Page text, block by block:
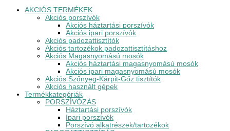
AKCIÓS TERMÉKEK
Akciós porszívók
Akciós háztartási porszívók
Akciós ipari porszívók
Akciós padozattisztítók
Akciós tartozékok padozattisztításhoz
Akciós Magasnyomású mosók
Akciós háztartási magasnyomású mosók
Akciós ipari magasnyomású mosók
Akciós Szőnyeg-Kárpit-Gőz tisztítók
Akciós használt gépek
Termékkategóriák
PORSZÍVÓZÁS
Háztartási porszívók
Ipari porszívók
Porszívó alkatrészek/tartozékok